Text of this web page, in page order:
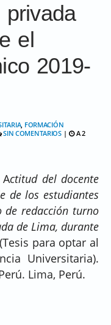
privada
el
2019-
, FORMACIÓN
SIN COMENTARIOS|
A 2
ctitud del docente
de los estudiantes
de redacción turno
de Lima, durante
para optar al
Universitaria).
Lima, Perú.